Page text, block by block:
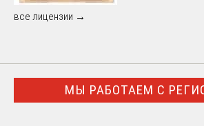
все лицензии →
МЫ РАБОТАЕМ С